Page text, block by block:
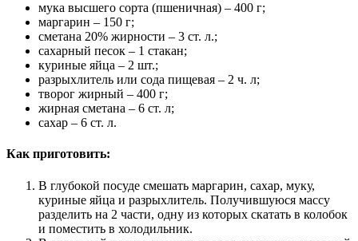
мука высшего сорта (пшеничная) – 400 г;
маргарин – 150 г;
сметана 20% жирности – 3 ст. л.;
сахарный песок – 1 стакан;
куриные яйца – 2 шт.;
разрыхлитель или сода пищевая – 2 ч. л;
творог жирный – 400 г;
жирная сметана – 6 ст. л;
сахар – 6 ст. л.
Как приготовить:
В глубокой посуде смешать маргарин, сахар, муку,
куриные яйца и разрыхлитель. Получившуюся массу
разделить на 2 части, одну из которых скатать в колобок
и поместить в холодильник.